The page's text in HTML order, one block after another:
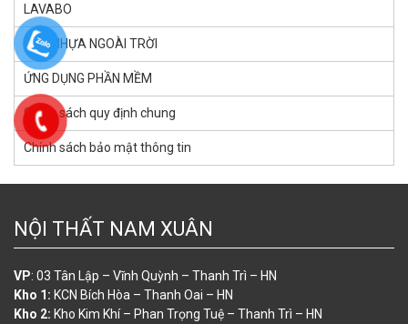
LAVABO
SÀN NHỰA NGOÀI TRỜI
ỨNG DỤNG PHẦN MỀM
Chính sách quy định chung
Chính sách bảo mật thông tin
NỘI THẤT NAM XUÂN
VP: 03 Tân Lập – Vĩnh Quỳnh – Thanh Trì – HN
Kho 1: KCN Bích Hòa – Thanh Oai – HN
Kho 2: Kho Kim Khí – Phan Trọng Tuệ – Thanh Trì – HN